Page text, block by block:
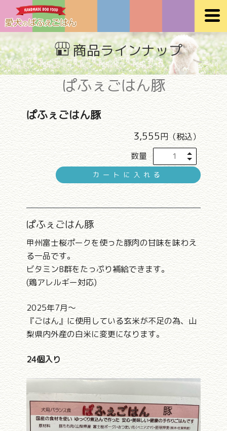
ン
テ
ン
ツ
へ
ス
キ
ッ
プ
商品ラインナップ
ぱふぇごはん豚
ぱふぇごはん豚
3,555円（税込）
数量
カートに入れる
ぱふぇごはん豚
甲州富士桜ポークを使った豚肉の甘味を味わえ
る一品です。
ビタミンB群をたっぷり補給できます。
(鶏アレルギー対応)
2025年7月～
『ごはん』に使用している玄米が不足の為、山
梨県内外産の白米に変更になります。
24個入り